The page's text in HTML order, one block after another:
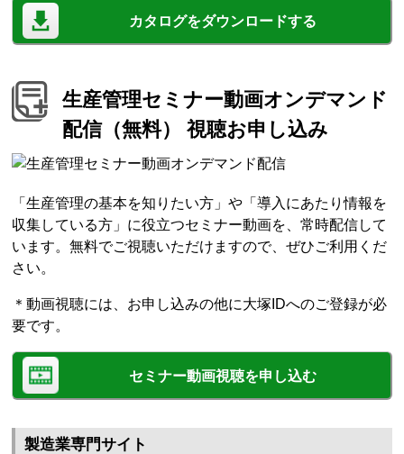
カタログをダウンロードする
生産管理セミナー動画オンデマンド
配信（無料） 視聴お申し込み
「生産管理の基本を知りたい方」や「導入にあたり情報を
収集している方」に役立つセミナー動画を、常時配信して
います。無料でご視聴いただけますので、ぜひご利用くだ
さい。
＊動画視聴には、お申し込みの他に大塚IDへのご登録が必
要です。
セミナー動画視聴を申し込む
製造業専門サイト